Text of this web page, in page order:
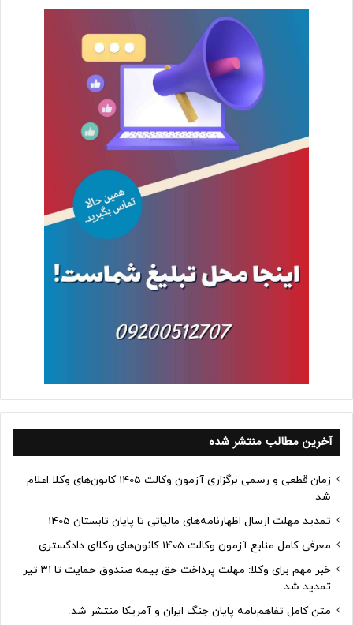
آخرین مطالب منتشر شده
زمان قطعی و رسمی برگزاری آزمون وکالت 1405 کانون‌های وکلا اعلام
شد
تمدید مهلت ارسال اظهارنامه‌های مالیاتی تا پایان تابستان 1405
معرفی کامل منابع آزمون وکالت 1405 کانون‌های وکلای دادگستری
خبر مهم برای وکلا: مهلت پرداخت حق بیمه صندوق حمایت تا ۳۱ تیر
تمدید شد.
متن کامل تفاهم‌نامه پایان جنگ ایران و آمریکا منتشر شد.